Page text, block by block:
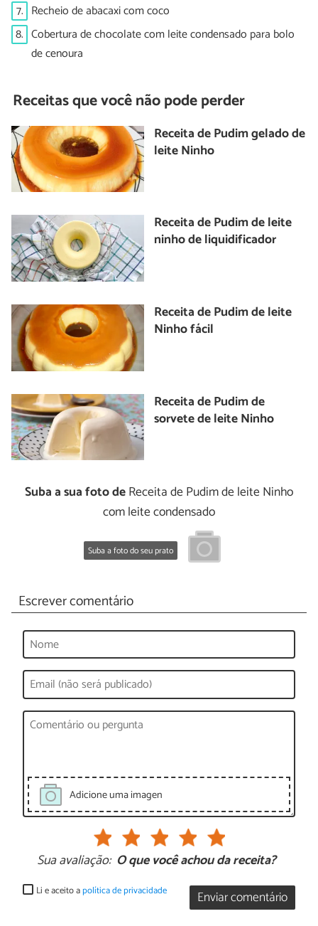
7. Recheio de abacaxi com coco
8. Cobertura de chocolate com leite condensado para bolo
de cenoura
Receitas que você não pode perder
Receita de Pudim gelado de
leite Ninho
Receita de Pudim de leite
ninho de liquidificador
Receita de Pudim de leite
Ninho fácil
Receita de Pudim de
sorvete de leite Ninho
Suba a sua foto deReceita de Pudim de leite Ninho
com leite condensado
Suba a foto do seu prato
Escrever comentário
Adicione uma imagen
Sua avaliação: O que você achou da receita?
Enviar comentário
Li e aceito apolítica de privacidade